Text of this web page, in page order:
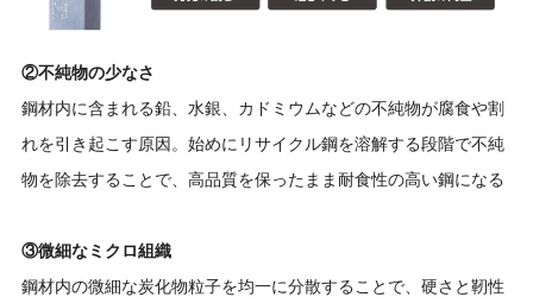
②不純物の少なさ
鋼材内に含まれる鉛、水銀、カドミウムなどの不純物が腐食や割
れを引き起こす原因。始めにリサイクル鋼を溶解する段階で不純
物を除去することで、高品質を保ったまま耐食性の高い鋼になる
③微細なミクロ組織
鋼材内の微細な炭化物粒子を均一に分散することで、硬さと靭性